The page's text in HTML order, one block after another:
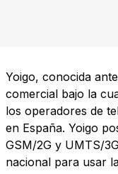
Yoigo, conocida
comercial bajo la
los operadores de
en España. Yoigo
GSM/2G y UMTS/
nacional para usar